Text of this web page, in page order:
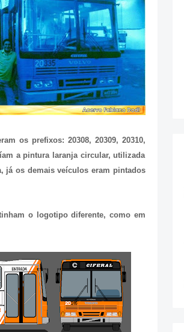
os prefixos: 20308, 20309, 20310,
a pintura laranja circular, utilizada
já os demais veículos eram pintados
o logotipo diferente, como em